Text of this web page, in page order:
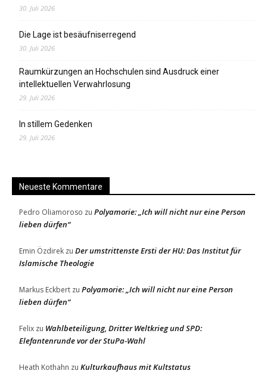
30. Juli 2026
Die Lage ist besäufniserregend
30. Juli 2026
Raumkürzungen an Hochschulen sind Ausdruck einer
intellektuellen Verwahrlosung
29. Juli 2026
In stillem Gedenken
29. Juli 2026
Neueste Kommentare
Pedro Oliamoroso zu Polyamorie: „Ich will nicht nur eine Person
lieben dürfen“
Emin Özdirek zu Der umstrittenste Ersti der HU: Das Institut für
Islamische Theologie
Markus Eckbert zu Polyamorie: „Ich will nicht nur eine Person
lieben dürfen“
Felix zu Wahlbeteiligung, Dritter Weltkrieg und SPD:
Elefantenrunde vor der StuPa-Wahl
Heath Kothahn zu Kulturkaufhaus mit Kultstatus